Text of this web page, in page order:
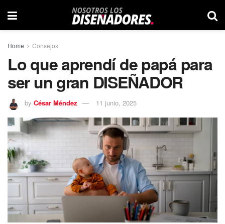
Home Consejos
Lo que aprendí de papá para
ser un gran DISEÑADOR
by César Méndez 11 junio, 2025